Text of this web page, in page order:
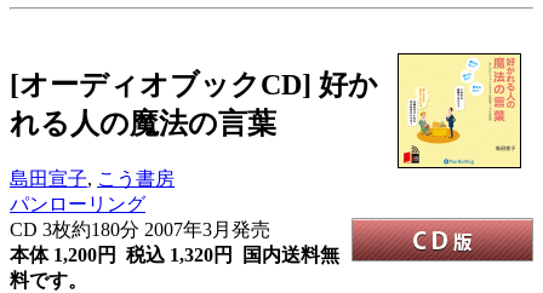
[オーディオブックCD] 好か
れる人の魔法の言葉
島田宣子, こう書房
パンローリング
CD 3枚約180分 2007年3月発売
本体 1,200円 税込 1,320円
国内送料無
料です。